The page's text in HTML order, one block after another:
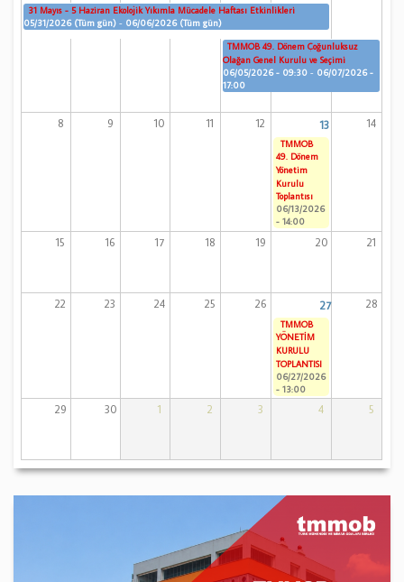
31 Mayıs - 5 Haziran Ekolojik Yıkımla Mücadele Haftası Etkinlikleri
05/31/2026 (Tüm gün) - 06/06/2026 (Tüm gün)
TMMOB 49. Dönem Çoğunluksuz
Olağan Genel Kurulu ve Seçimi
06/05/2026 - 09:30 - 06/07/2026 -
17:00
8 9 10 11 12 13 14
TMMOB
49. Dönem
Yönetim
Kurulu
Toplantısı
06/13/2026
- 14:00
15 16 17 18 19 20 21
22 23 24 25 26 27 28
TMMOB
YÖNETİM
KURULU
TOPLANTISI
06/27/2026
- 13:00
29 30 1 2 3 4 5